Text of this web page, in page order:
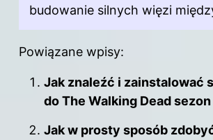
budowanie silnych więzi
Powiązane wpisy:
Jak znaleźć i zainstalować
do The Walking Dead sezon
Jak w prosty sposób